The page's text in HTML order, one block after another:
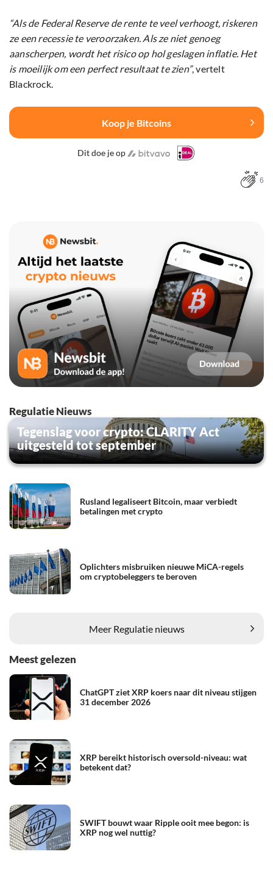
“Als de Federal Reserve de rente te veel verhoogt, riskeren
ze een recessie te veroorzaken. Als ze niet genoeg
aanscherpen, wordt het risico op hol geslagen inflatie. Het
is moeilijk om een perfect resultaat te zien”, vertelt
Blackrock.
Koop je Bitcoins
Dit doe je op
6
Regulatie Nieuws
Tegenslag voor crypto: CLARITY Act
uitgesteld tot september
Rusland legaliseert Bitcoin, maar verbiedt
betalingen met crypto
Oplichters misbruiken nieuwe MiCA-regels
om cryptobeleggers te beroven
Meer Regulatie nieuws
Meest gelezen
ChatGPT ziet XRP koers naar dit niveau stijgen
31 december 2026
XRP bereikt historisch oversold-niveau: wat
betekent dat?
SWIFT bouwt waar Ripple ooit mee begon: is
XRP nog wel nuttig?